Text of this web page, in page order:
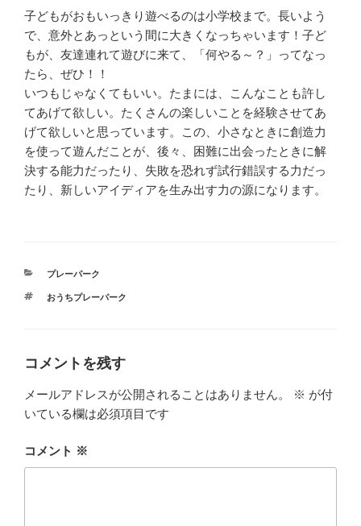
子どもがおもいっきり遊べるのは小学校まで。長いよう
で、意外とあっという間に大きくなっちゃいます！子ど
もが、友達連れて遊びに来て、「何やる～？」ってなっ
たら、ぜひ！！
いつもじゃなくてもいい。たまには、こんなことも許し
てあげて欲しい。たくさんの楽しいことを経験させてあ
げて欲しいと思っています。この、小さなときに創造力
を使って遊んだことが、後々、困難に出会ったときに解
決する能力だったり、失敗を恐れず試行錯誤する力だっ
たり、新しいアイディアを生み出す力の源になります。
カ
ゴ
プレーパーク
タ
おうちプレーパーク
コメントを残す
メールアドレスが公開されることはありません。 ※ が付
いている欄は必須項目です
コメント ※